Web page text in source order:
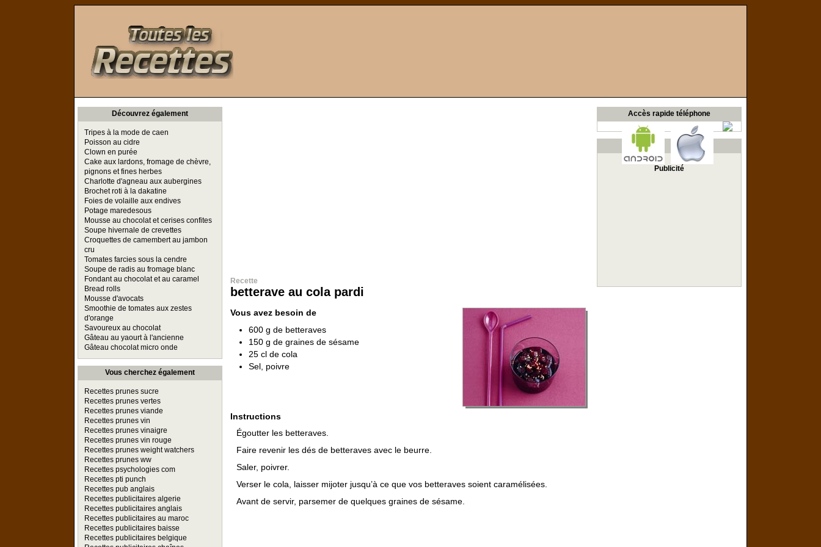
Découvrez également
Tripes à la mode de caen
Poisson au cidre
Clown en purée
Cake aux lardons, fromage de chèvre,
pignons et fines herbes
Charlotte d'agneau aux aubergines
Brochet roti à la dakatine
Foies de volaille aux endives
Potage maredesous
Mousse au chocolat et cerises confites
Soupe hivernale de crevettes
Croquettes de camembert au jambon
cru
Tomates farcies sous la cendre
Soupe de radis au fromage blanc
Fondant au chocolat et au caramel
Bread rolls
Mousse d'avocats
Smoothie de tomates aux zestes
d'orange
Savoureux au chocolat
Gâteau au yaourt à l'ancienne
Gâteau chocolat micro onde
Vous cherchez également
Recettes prunes sucre
Recettes prunes vertes
Recettes prunes viande
Recettes prunes vin
Recettes prunes vinaigre
Recettes prunes vin rouge
Recettes prunes weight watchers
Recettes prunes ww
Recettes psychologies com
Recettes pti punch
Recettes pub anglais
Recettes publicitaires algerie
Recettes publicitaires anglais
Recettes publicitaires au maroc
Recettes publicitaires baisse
Recettes publicitaires belgique
Recette
betterave au cola pardi
Vous avez besoin de
600 g de betteraves
150 g de graines de sésame
25 cl de cola
Sel, poivre
Instructions
Égoutter les betteraves.
Faire revenir les dés de betteraves avec le beurre.
Saler, poivrer.
Verser le cola, laisser mijoter jusqu’à ce que vos betteraves soient caramélisées.
Avant de servir, parsemer de quelques graines de sésame.
Accès rapide téléphone
Publicité